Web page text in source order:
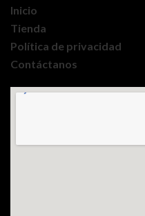
Inicio
Tienda
Política de privacidad
Contáctanos